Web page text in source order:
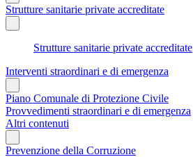
Strutture sanitarie private accreditate
Strutture sanitarie private accreditate
Interventi straordinari e di emergenza
Piano Comunale di Protezione Civile
Provvedimenti straordinari e di emergenza
Altri contenuti
Prevenzione della Corruzione